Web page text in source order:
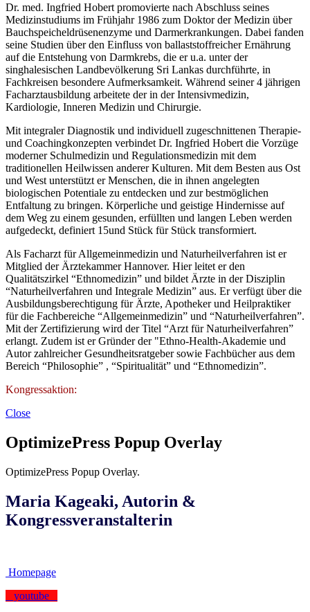
Dr. med. Ingfried Hobert promovierte nach Abschluss seines
Medizinstudiums im Frühjahr 1986 zum Doktor der Medizin über
Bauchspeicheldrüsenenzyme und Darmerkrankungen. Dabei fanden
seine Studien über den Einfluss von ballaststoffreicher Ernährung
auf die Entstehung von Darmkrebs, die er u.a. unter der
singhalesischen Landbevölkerung Sri Lankas durchführte, in
Fachkreisen besondere Aufmerksamkeit. Während seiner 4 jährigen
Facharztausbildung arbeitete der in der Intensivmedizin,
Kardiologie, Inneren Medizin und Chirurgie.
Mit integraler Diagnostik und individuell zugeschnittenen Therapie-
und Coachingkonzepten verbindet Dr. Ingfried Hobert die Vorzüge
moderner Schulmedizin und Regulationsmedizin mit dem
traditionellen Heilwissen anderer Kulturen. Mit dem Besten aus Ost
und West unterstützt er Menschen, die in ihnen angelegten
biologischen Potentiale zu entdecken und zur bestmöglichen
Entfaltung zu bringen. Körperliche und geistige Hindernisse auf
dem Weg zu einem gesunden, erfüllten und langen Leben werden
aufgedeckt, definiert 15und Stück für Stück transformiert.
Als Facharzt für Allgemeinmedizin und Naturheilverfahren ist er
Mitglied der Ärztekammer Hannover. Hier leitet er den
Qualitätszirkel “Ethnomedizin” und bildet Ärzte in der Disziplin
“Naturheilverfahren und Integrale Medizin” aus. Er verfügt über die
Ausbildungsberechtigung für Ärzte, Apotheker und Heilpraktiker
für die Fachbereiche “Allgemeinmedizin” und “Naturheilverfahren”.
Mit der Zertifizierung wird der Titel “Arzt für Naturheilverfahren”
erlangt. Zudem ist er Gründer der "Ethno-Health-Akademie und
Autor zahlreicher Gesundheitsratgeber sowie Fachbücher aus dem
Bereich “Philosophie” , “Spiritualität” und “Ethnomedizin”.
Kongressaktion:
Close
OptimizePress Popup Overlay
OptimizePress Popup Overlay.
Maria Kageaki, Autorin &
Kongressveranstalterin
Homepage
youtube